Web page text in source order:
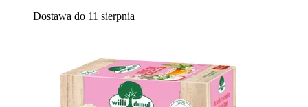
Dostawa do 11 sierpnia